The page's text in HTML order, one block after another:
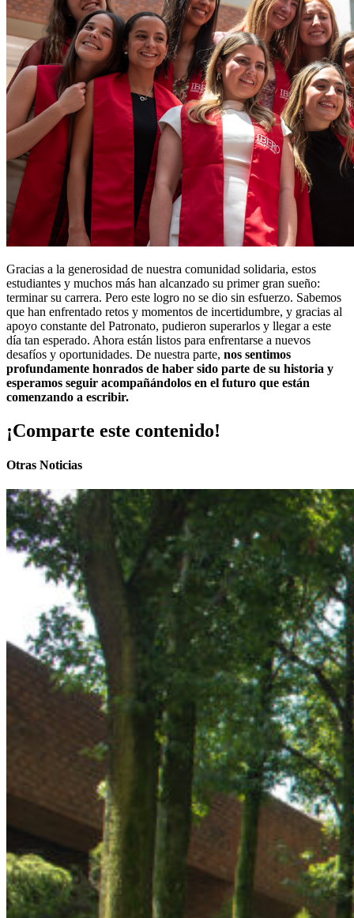
Gracias a la generosidad de nuestra comunidad solidaria, estos
estudiantes y muchos más han alcanzado su primer gran sueño:
terminar su carrera. Pero este logro no se dio sin esfuerzo. Sabemos
que han enfrentado retos y momentos de incertidumbre, y gracias al
apoyo constante del Patronato, pudieron superarlos y llegar a este
día tan esperado. Ahora están listos para enfrentarse a nuevos
desafíos y oportunidades. De nuestra parte, nos sentimos
profundamente honrados de haber sido parte de su historia y
esperamos seguir acompañándolos en el futuro que están
comenzando a escribir.
¡Comparte este contenido!
Otras Noticias